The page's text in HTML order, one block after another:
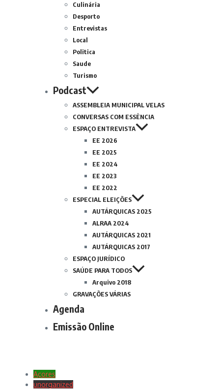
Culinária
Desporto
Entrevistas
Local
Politica
Saude
Turismo
Podcast
ASSEMBLEIA MUNICIPAL VELAS
CONVERSAS COM ESSÊNCIA
ESPAÇO ENTREVISTA
EE 2026
EE 2025
EE 2024
EE 2023
EE 2022
ESPECIAL ELEIÇÕES
AUTÁRQUICAS 2025
ALRAA 2024
AUTÁRQUICAS 2021
AUTÁRQUICAS 2017
ESPAÇO JURÍDICO
SAÚDE PARA TODOS
Arquivo 2018
GRAVAÇÕES VÁRIAS
Agenda
Emissão Online
Açores
unorganized